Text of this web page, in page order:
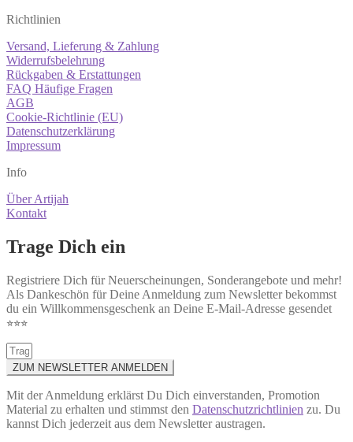
Richtlinien
Versand, Lieferung & Zahlung
Widerrufsbelehrung
Rückgaben & Erstattungen
FAQ Häufige Fragen
AGB
Cookie-Richtlinie (EU)
Datenschutzerklärung
Impressum
Info
Über Artijah
Kontakt
Trage Dich ein
Registriere Dich für Neuerscheinungen, Sonderangebote und mehr!
Als Dankeschön für Deine Anmeldung zum Newsletter bekommst
du ein Willkommensgeschenk an Deine E-Mail-Adresse gesendet
⭐︎⭐︎⭐︎
ZUM NEWSLETTER ANMELDEN
Mit der Anmeldung erklärst Du Dich einverstanden, Promotion
Material zu erhalten und stimmst den Datenschutzrichtlinien zu. Du
kannst Dich jederzeit aus dem Newsletter austragen.